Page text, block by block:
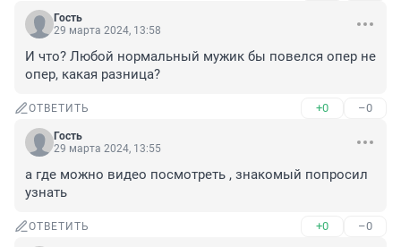
Гость
29 марта 2024, 13:58
И что? Любой нормальный мужик бы повелся опер не
опер, какая разница?
ОТВЕТИТЬ +0 –0
Гость
29 марта 2024, 13:55
а где можно видео посмотреть , знакомый попросил
узнать
ОТВЕТИТЬ +0 –0